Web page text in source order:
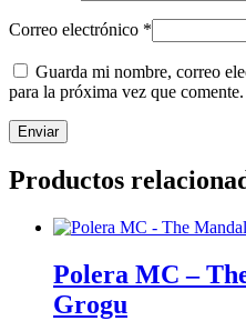
Correo electrónico *
Guarda mi nombre, correo
para la próxima vez que comente.
Productos
Polera MC –
Grogu